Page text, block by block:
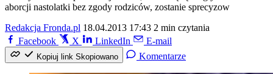
aborcji nastolatki bez zgody rodziców, zostanie sprecyzow
Redakcja Fronda.pl 18.04.2013 17:43 2 min czytania
Facebook
X LinkedIn E-mail
Kopiuj link Skopiowano Komentarze